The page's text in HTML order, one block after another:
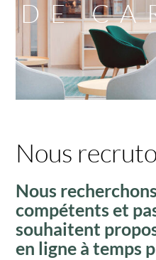
DE
Nous
Nous
compétents et
souhaitent
en ligne à temps